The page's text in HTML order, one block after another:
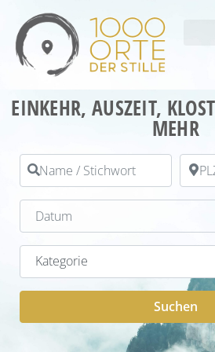
EINKEHR, AUSZEIT,
MEHR
Name / Stichwort PLZ /
Datum
Kategorie
Suchen